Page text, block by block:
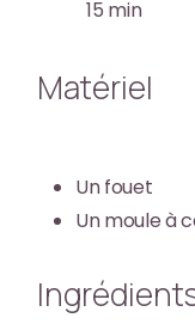
15 min
Matériel
Un fouet
Un moule à